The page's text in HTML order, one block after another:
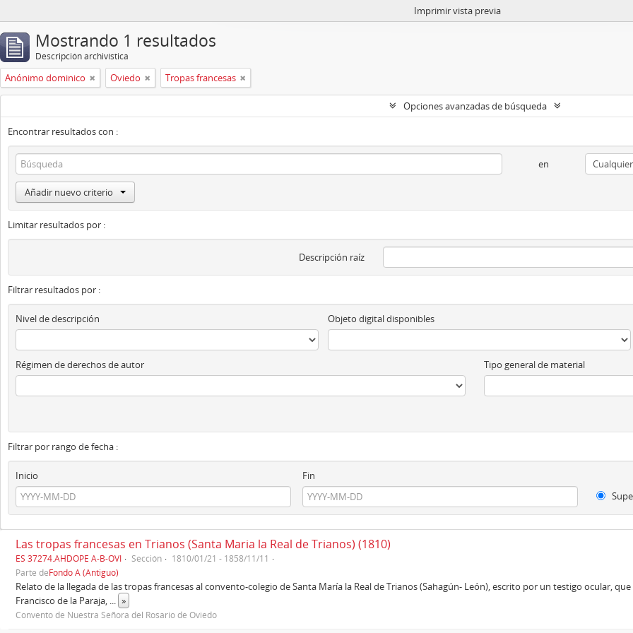
Imprimir vista previa
Mostrando 1 resultados
Descripción archivística
Anónimo dominico Oviedo Tropas francesas
Opciones avanzadas de búsqueda
Encontrar resultados con :
en
Añadir nuevo criterio
Limitar resultados por :
Descripción raíz
Filtrar resultados por :
Nivel de descripción Objeto digital disponibles
Régimen de derechos de autor Tipo general de material
Filtrar por rango de fecha :
Inicio
Fin
Las tropas francesas en Trianos (Santa Maria la Real de Trianos) (1810)
ES 37274.AHDOPE A-B-OVI Sección
1810/01/21 - 1858/11/11
Parte deFondo A (Antiguo)
Relato de la llegada de las tropas francesas al convento-colegio de Santa María la Real de Trianos (Sahagún- León), escrito por un testigo ocular,
Francisco de la Paraja, ... »
Convento de Nuestra Señora del Rosario de Oviedo